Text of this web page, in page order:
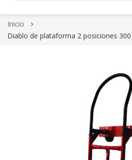
Skip
to
Inicio
Diablo de plataforma 2 posiciones